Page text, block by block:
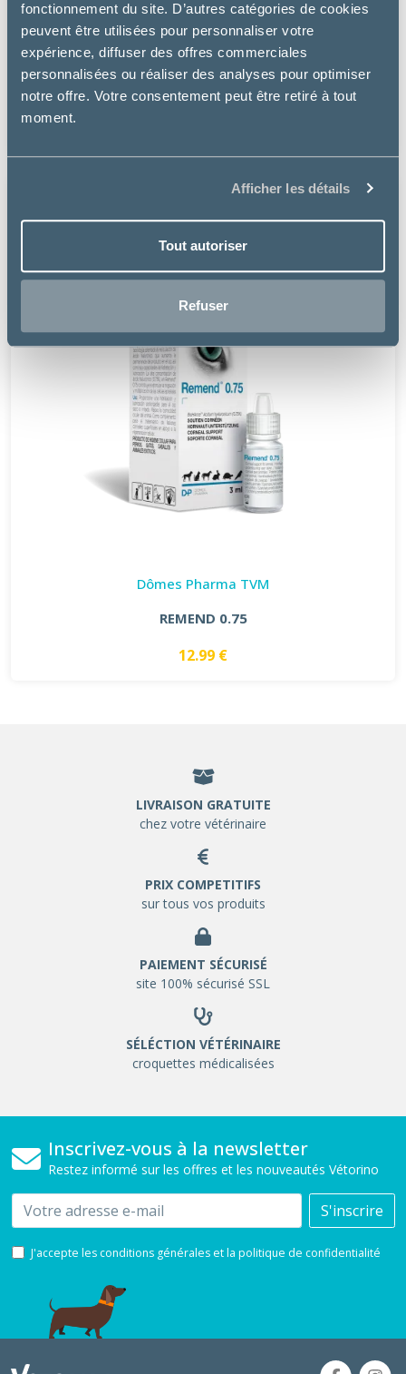
fonctionnement du site. D’autres catégories de cookies
peuvent être utilisées pour personnaliser votre
expérience, diffuser des offres commerciales
personnalisées ou réaliser des analyses pour optimiser
notre offre. Votre consentement peut être retiré à tout
moment.
Afficher les détails
Tout autoriser
Refuser
Osalia
KERIOX NETTOYANT OCULAIRE
Dômes Pharma TVM
REMEND 0.75
12.99 €
LIVRAISON GRATUITE
chez votre vétérinaire
PRIX COMPETITIFS
sur tous vos produits
PAIEMENT SÉCURISÉ
site 100% sécurisé SSL
SÉLÉCTION VÉTÉRINAIRE
croquettes médicalisées
Inscrivez-vous à la newsletter
Restez informé sur les offres et les nouveautés Vétorino
Email S'inscrire
J'accepte les conditions générales et la politique de confidentialité